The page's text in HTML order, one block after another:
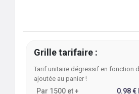
Grille tarifaire :
Tarif unitaire dégressif en fonction
ajoutée au panier !
Par 1500 et + 0.98€